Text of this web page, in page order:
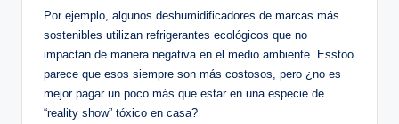
Por ejemplo,⁤ algunos deshumidificadores de marcas más
sostenibles utilizan refrigerantes ecológicos ⁣que no
impactan de manera ​negativa en el medio ‌ambiente. Esstoo⁣
parece que esos siempre son más costosos, pero ¿no es
mejor pagar un poco⁣ más‍ que estar‍ en una ​especie de
“reality show” tóxico en casa?